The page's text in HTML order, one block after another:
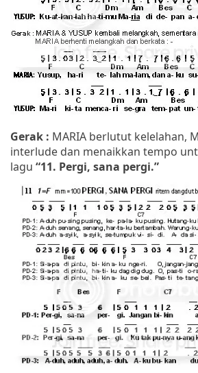
Gerak : MARIA berlutut kelelahan,
interlude dan menaikkan tempo
lagu “11. Pergi, sana pergi.”